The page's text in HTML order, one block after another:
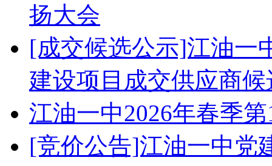
扬大会
[成交候选公示]江油一
建设项目成交供应商
江油一中2026年春季
[竞价公告]江油一中党